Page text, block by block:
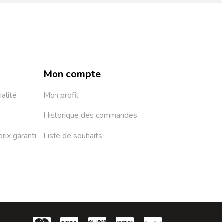
garanti
Mon compte
Mon profil
Historique des commandes
Liste de souhaits